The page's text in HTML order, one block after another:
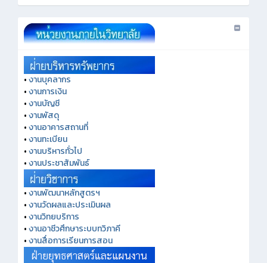
•งานบุคลากร
•งานการเงิน
•งานบัญชี
•งานพัสดุ
•งานอาคารสถานที่
•งานทะเบียน
•งานบริหารทั่วไป
•งานประชาสัมพันธ์
•งานพัฒนาหลักสูตรฯ
•งานวัดผลและประเมินผล
•งานวิทยบริการ
•งานอาชีวศึกษาระบบทวิภาคี
•งานสื่อการเรียนการสอน